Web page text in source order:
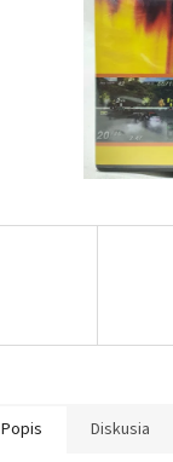
Popis Diskusia